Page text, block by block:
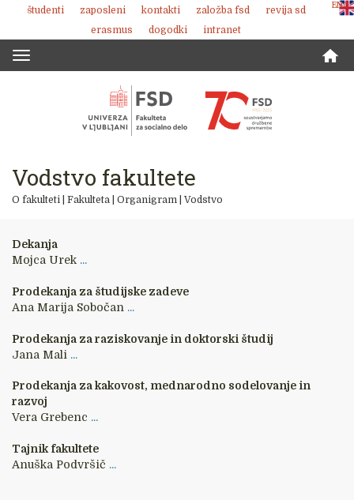
Skoči
vsebino
ENG
študenti zaposleni kontakti založba fsd
revija sd
erasmus
dogodki intranet
Vodstvo fakultete
O fakulteti Fakulteta Organigram Vodstvo
Dekanja
Mojca Urek ...
Prodekanja za študijske zadeve
Ana Marija Sobočan ...
Prodekanja za raziskovanje in doktorski študij
Jana Mali ...
Prodekanja za kakovost, mednarodno sodelovanje in
razvoj
Vera Grebenc ...
Tajnik fakultete
Anuška Podvršič ...